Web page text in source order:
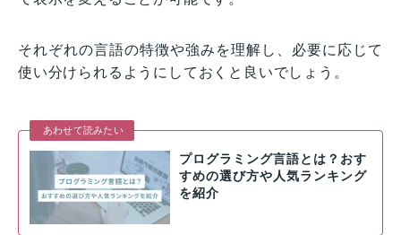
それぞれの言語の特徴や強みを理解し、必要に応じて
使い分けられるようにしておくと良いでしょう。
あわせて読みたい
プログラミング言語とは？おす
すめの選び方や人気ランキング
を紹介